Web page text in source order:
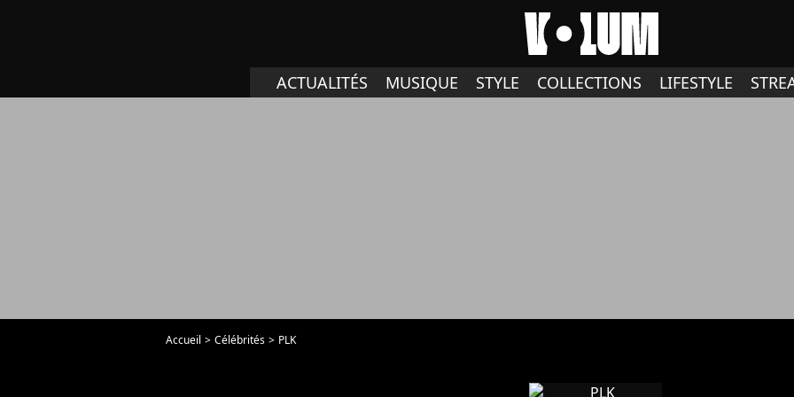
ACTUALITÉS MUSIQUE STYLE COLLECTIONS LIFESTYLE
Accueil Célébrités PLK